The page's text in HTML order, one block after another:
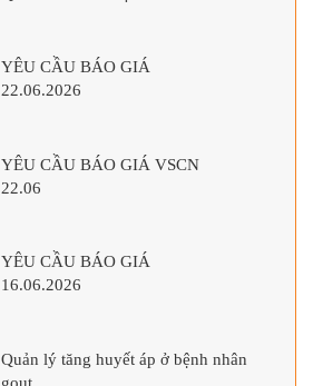
YÊU CẦU BÁO GIÁ
22.06.2026
YÊU CẦU BÁO GIÁ VSCN
22.06
YÊU CẦU BÁO GIÁ
16.06.2026
Quản lý tăng huyết áp ở bệnh nhân
gout